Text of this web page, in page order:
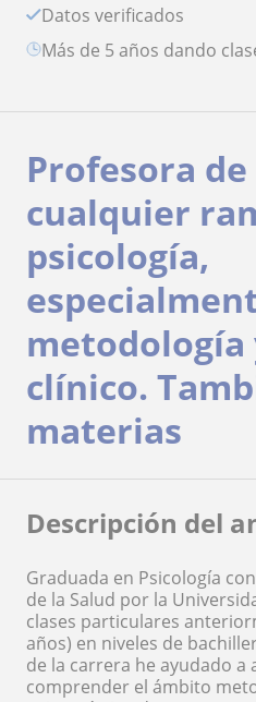
Datos verificados
más de 5 años dando
Profesora
cualquier
psicología,
clínico.
materias
Descripción del
Graduada en Psicología
de la Salud por la
clases particulares
años) en niveles de
de la carrera he ayudado a
comprender el ámbito